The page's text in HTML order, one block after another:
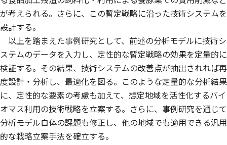
が考えられる。さらに、この暫定戦略に沿った技術システムを
設計する。
以上を踏まえた事例研究として、前述の分析モデルに技術シ
ステムのデータを入力し、定性的な暫定戦略の効果を定量的に
検証する。その結果、技術システムの改善点が抽出されれば再
度設計・分析し、最適化を図る。このような定量的な分析結果
に、定性的な要素の考慮も加えて、想定地域を活性化するバイ
オマス利用の技術戦略を立案する。さらに、事例研究を通じて
分析モデル自体の課題も修正し、他の地域でも適用できる汎用
的な戦略立案手法を確立する。